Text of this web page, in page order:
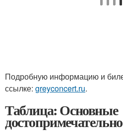
Подробную информацию и
ссылке: greyconcert.ru.
Таблица: Основные